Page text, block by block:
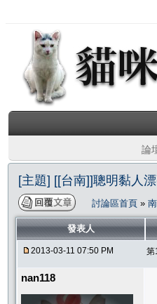
論
[主題] [[台南]]聰明黏人
討論區首頁 »
發表人
2013-03-11 07:50 PM 第
nan118